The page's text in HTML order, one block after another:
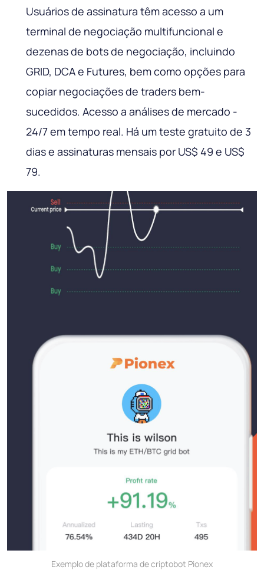
Usuários de assinatura têm acesso a um
terminal de negociação multifuncional e
dezenas de bots de negociação, incluindo
GRID, DCA e Futures, bem como opções para
copiar negociações de traders bem-
sucedidos. Acesso a análises de mercado -
24/7 em tempo real. Há um teste gratuito de 3
dias e assinaturas mensais por US$ 49 e US$
79.
Exemplo de plataforma de criptobot Pionex